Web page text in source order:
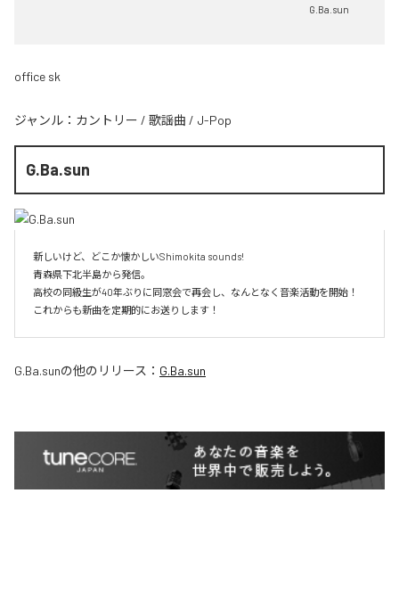
G.Ba.sun
office sk
ジャンル： カントリー / 歌謡曲 / J-Pop
G.Ba.sun
新しいけど、どこか懐かしいShimokita sounds!
青森県下北半島から発信。
高校の同級生が40年ぶりに同窓会で再会し、なんとなく音楽活動を開始！
これからも新曲を定期的にお送りします！
G.Ba.sunの他のリリース： G.Ba.sun